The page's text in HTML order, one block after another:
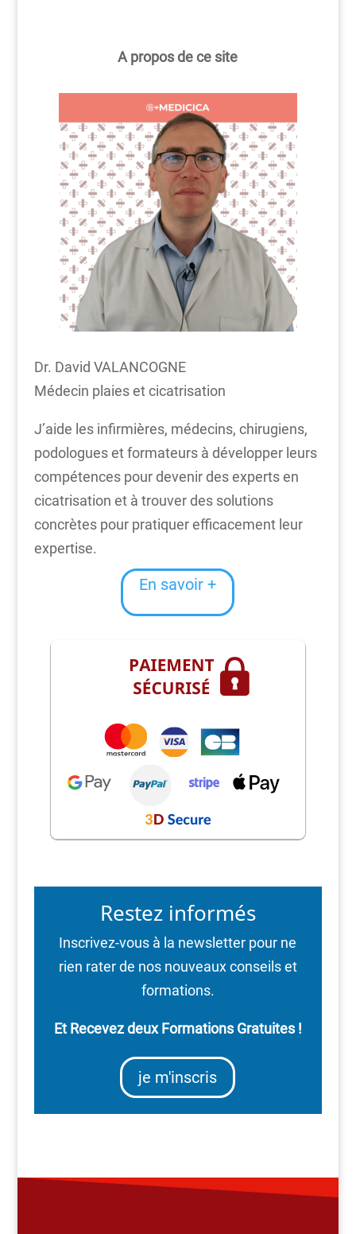
A propos de ce site
Dr. David VALANCOGNE
Médecin plaies et cicatrisation
J’aide les infirmières, médecins, chirugiens,
podologues et formateurs à développer leurs
compétences pour devenir des experts en
cicatrisation et à trouver des solutions
concrètes pour pratiquer efficacement leur
expertise.
En savoir +
Restez informés
Inscrivez-vous à la newsletter pour ne
rien rater de nos nouveaux conseils et
formations.
Et Recevez deux Formations Gratuites !
je m'inscris